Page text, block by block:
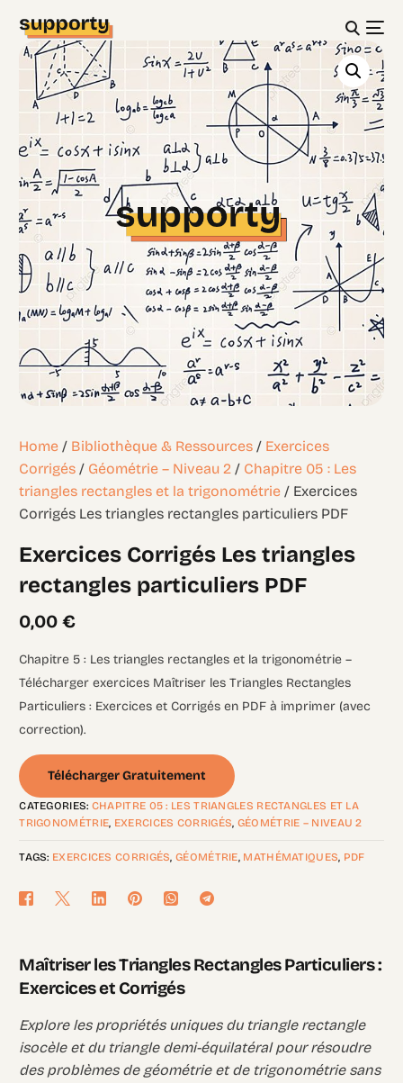
Home / Bibliothèque & Ressources / Exercices
Corrigés / Géométrie – Niveau 2 / Chapitre 05 : Les
triangles rectangles et la trigonométrie / Exercices
Corrigés Les triangles rectangles particuliers PDF
Exercices Corrigés Les triangles
rectangles particuliers PDF
0,00€
Chapitre 5 : Les triangles rectangles et la trigonométrie –
Télécharger exercices Maîtriser les Triangles Rectangles
Particuliers : Exercices et Corrigés en PDF à imprimer (avec
correction).
Télécharger Gratuitement
CATEGORIES: CHAPITRE 05 : LES TRIANGLES RECTANGLES ET LA
TRIGONOMÉTRIE, EXERCICES CORRIGÉS, GÉOMÉTRIE – NIVEAU 2
TAGS: EXERCICES CORRIGÉS,GÉOMÉTRIE, MATHÉMATIQUES, PDF
Maîtriser les Triangles Rectangles Particuliers :
Exercices et Corrigés
Explore les propriétés uniques du triangle rectangle
isocèle et du triangle demi-équilatéral pour résoudre
des problèmes de géométrie et de trigonométrie sans